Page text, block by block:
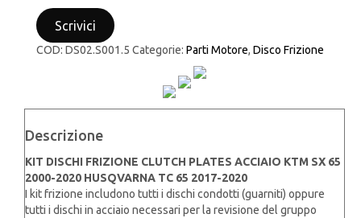
Scrivici
COD: DS02.S001.5 Categorie: Parti Motore, Disco Frizione
Descrizione
KIT DISCHI FRIZIONE CLUTCH PLATES ACCIAIO KTM SX 65
2000-2020 HUSQVARNA TC 65 2017-2020
I kit frizione includono tutti i dischi condotti (guarniti) oppure
tutti i dischi in acciaio necessari per la revisione del gruppo